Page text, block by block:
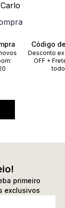
Código
Desconto
OFF +
primeiro
exclusivos